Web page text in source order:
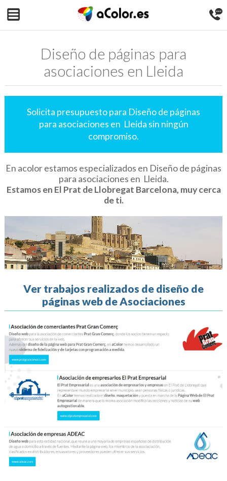
Diseño de páginas para
asociaciones en Lleida
Solicita presupuesto para Diseño de páginas
para asociaciones en Lleida sin ningún
compromiso.
En acolor estamos especializados en Diseño de páginas
para asociaciones en Lleida.
Estamos en El Prat de Llobregat Barcelona, muy cerca
de ti.
Ver trabajos realizados de diseño de
páginas web de Asociaciones